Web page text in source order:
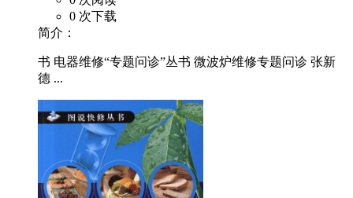
0 次下载
简介：
书 电器维修“专题问诊”丛书 微波炉维修专题问诊 张新
德 ...